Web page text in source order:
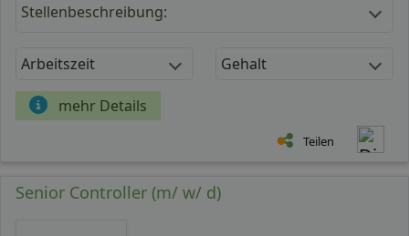
Stellenbeschreibung:
Arbeitszeit Gehalt
mehr Details
Teilen
Senior Controller (m/ w/ d)